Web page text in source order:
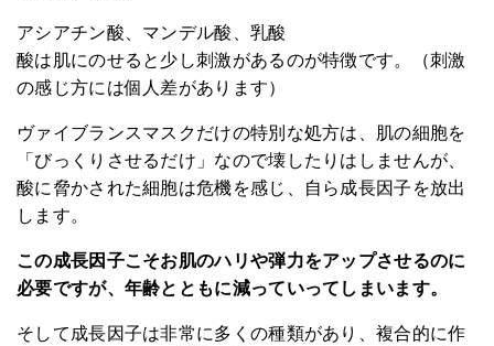
アシアチン酸、マンデル酸、乳酸
酸は肌にのせると少し刺激があるのが特徴です。（刺激
の感じ方には個人差があります）
ヴァイブランスマスクだけの特別な処方は、肌の細胞を
「びっくりさせるだけ」なので壊したりはしませんが、
酸に脅かされた細胞は危機を感じ、自ら成長因子を放出
します。
この成長因子こそお肌のハリや弾力をアップさせるのに
必要ですが、年齢とともに減っていってしまいます。
そして成長因子は非常に多くの種類があり、複合的に作